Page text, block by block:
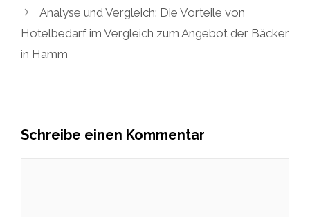
Analyse und Vergleich: Die Vorteile von
Hotelbedarf im Vergleich zum Angebot der Bäcker
in Hamm
Schreibe einen Kommentar